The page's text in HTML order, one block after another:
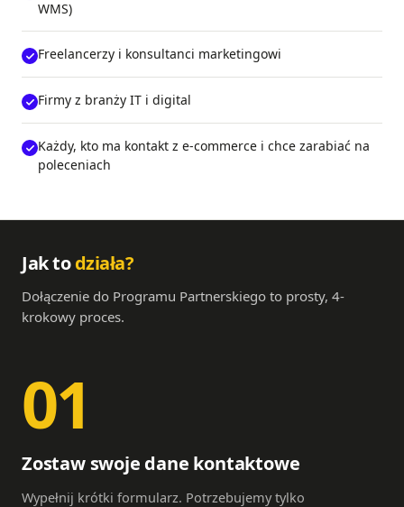
WMS)
Freelancerzy i konsultanci marketingowi
Firmy z branży IT i digital
Każdy, kto ma kontakt z e-commerce i chce zarabiać na
poleceniach
Jak todziała?
Dołączenie do Programu Partnerskiego to prosty, 4-
krokowy proces.
01
Zostaw swoje dane kontaktowe
Wypełnij krótki formularz. Potrzebujemy tylko